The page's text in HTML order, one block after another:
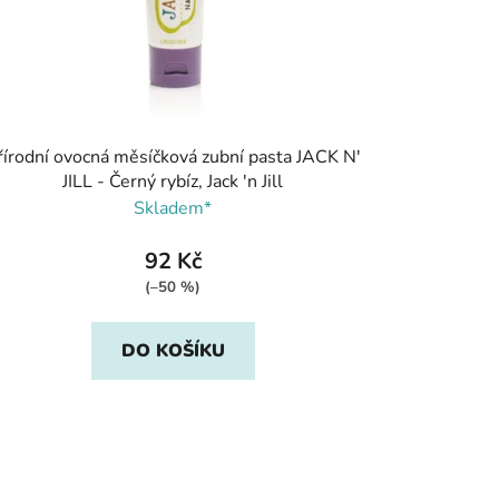
ovocná měsíčková zubní pasta JACK N'
JILL - Černý rybíz, Jack 'n Jill
Skladem*
92 Kč
(–50 %)
DO KOŠÍKU